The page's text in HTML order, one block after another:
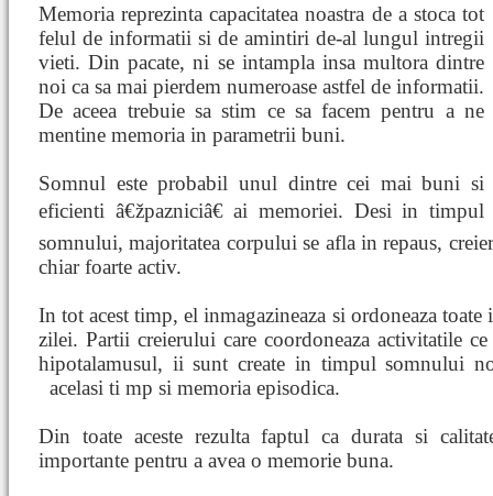
Memoria reprezinta capacitatea noastra de a stoca tot
felul de informatii si de amintiri de-al lungul intregii
vieti. Din pacate, ni se intampla insa multora dintre
noi ca sa mai pierdem numeroase astfel de informatii.
De aceea trebuie sa stim ce sa facem pentru a ne
mentine memoria in parametrii buni.
Somnul este probabil unul dintre cei mai buni si
eficienti â€žpazniciâ€ ai memoriei. Desi in timpul
somnului, majoritatea corpului se afla in repaus,
chiar foarte activ.
In tot acest timp, el inmagazineaza si ordoneaza
zilei. Partii creierului care coordoneaza activitatile
hipotalamusul, ii sunt create in timpul somnului
acelasi ti mp si memoria episodica.
Din toate aceste rezulta faptul ca durata si
importante pentru a avea o memorie buna.